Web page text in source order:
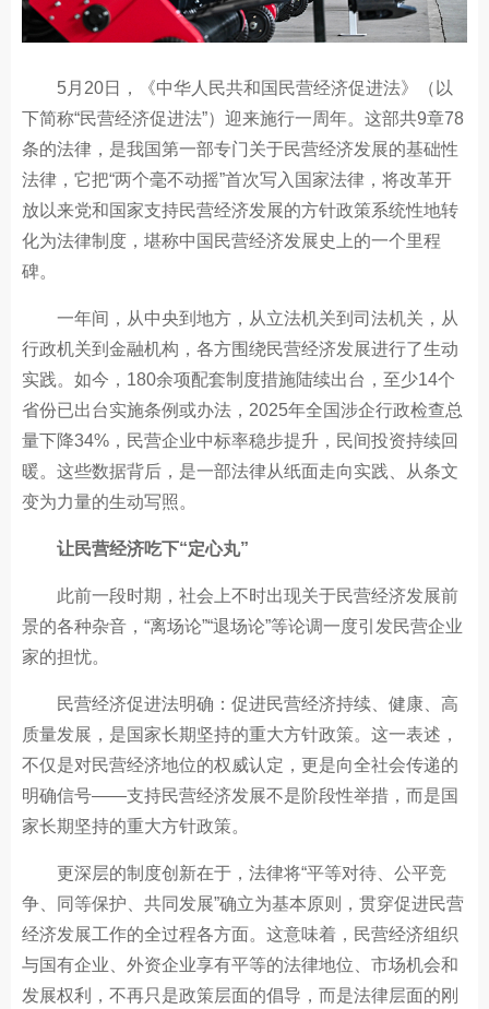
5月20日，《中华人民共和国民营经济促进法》（以
下简称“民营经济促进法”）迎来施行一周年。这部共9章78
条的法律，是我国第一部专门关于民营经济发展的基础性
法律，它把“两个毫不动摇”首次写入国家法律，将改革开
放以来党和国家支持民营经济发展的方针政策系统性地转
化为法律制度，堪称中国民营经济发展史上的一个里程
碑。
一年间，从中央到地方，从立法机关到司法机关，从
行政机关到金融机构，各方围绕民营经济发展进行了生动
实践。如今，180余项配套制度措施陆续出台，至少14个
省份已出台实施条例或办法，2025年全国涉企行政检查总
量下降34%，民营企业中标率稳步提升，民间投资持续回
暖。这些数据背后，是一部法律从纸面走向实践、从条文
变为力量的生动写照。
让民营经济吃下“定心丸”
此前一段时期，社会上不时出现关于民营经济发展前
景的各种杂音，“离场论”“退场论”等论调一度引发民营企业
家的担忧。
民营经济促进法明确：促进民营经济持续、健康、高
质量发展，是国家长期坚持的重大方针政策。这一表述，
不仅是对民营经济地位的权威认定，更是向全社会传递的
明确信号——支持民营经济发展不是阶段性举措，而是国
家长期坚持的重大方针政策。
更深层的制度创新在于，法律将“平等对待、公平竞
争、同等保护、共同发展”确立为基本原则，贯穿促进民营
经济发展工作的全过程各方面。这意味着，民营经济组织
与国有企业、外资企业享有平等的法律地位、市场机会和
发展权利，不再只是政策层面的倡导，而是法律层面的刚